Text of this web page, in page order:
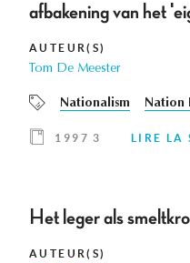
afbakening van het
AUTEUR(S)
Tom De Meester
Nationalism Nation
1997 3 LIRE LA
Het leger als
AUTEUR(S)